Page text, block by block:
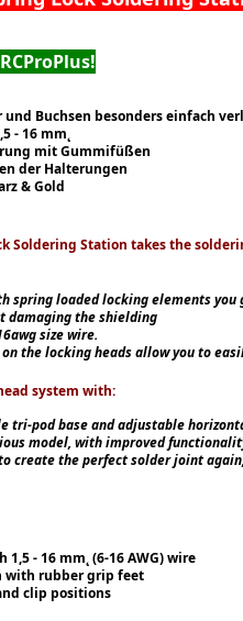
Buchsen besonders einfach
- 16 mm˛
mit Gummifüßen
der Halterungen
& Gold
Soldering Station takes the
spring loaded locking elements you
damaging the shielding
size wire.
the locking heads allow you to
system with:
tri-pod base and adjustable
model, with improved
create the perfect solder joint
- 16 mm˛ (6-16 AWG) wire
with rubber grip feet
clip positions